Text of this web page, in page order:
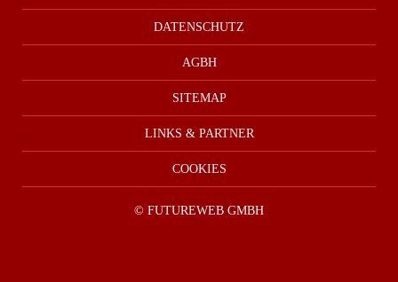
DATENSCHUTZ
AGBH
SITEMAP
LINKS & PARTNER
COOKIES
© FUTUREWEB GMBH